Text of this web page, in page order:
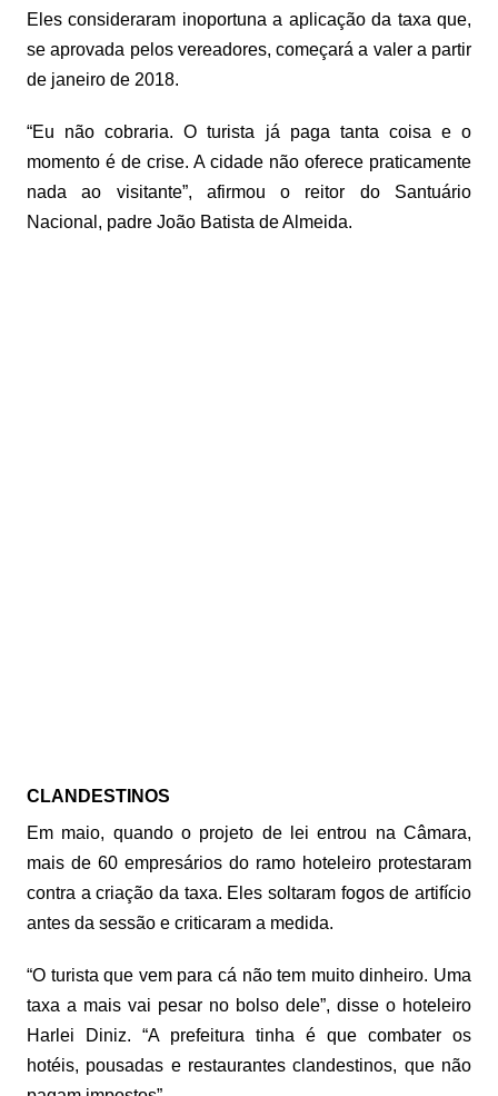
Eles consideraram inoportuna a aplicação da taxa que,
se aprovada pelos vereadores, começará a valer a partir
de janeiro de 2018.
“Eu não cobraria. O turista já paga tanta coisa e o
momento é de crise. A cidade não oferece praticamente
nada ao visitante”, afirmou o reitor do Santuário
Nacional, padre João Batista de Almeida.
CLANDESTINOS
Em maio, quando o projeto de lei entrou na Câmara,
mais de 60 empresários do ramo hoteleiro protestaram
contra a criação da taxa. Eles soltaram fogos de artifício
antes da sessão e criticaram a medida.
“O turista que vem para cá não tem muito dinheiro. Uma
taxa a mais vai pesar no bolso dele”, disse o hoteleiro
Harlei Diniz. “A prefeitura tinha é que combater os
hotéis, pousadas e restaurantes clandestinos, que não